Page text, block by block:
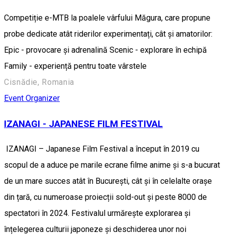
Competiție e-MTB la poalele vârfului Măgura, care propune
probe dedicate atât riderilor experimentați, cât și amatorilor:
Epic - provocare și adrenalină Scenic - explorare în echipă
Family - experiență pentru toate vârstele
Cisnădie, Romania
Event Organizer
IZANAGI - JAPANESE FILM FESTIVAL
IZANAGI – Japanese Film Festival a început în 2019 cu
scopul de a aduce pe marile ecrane filme anime și s-a bucurat
de un mare succes atât în București, cât și în celelalte orașe
din țară, cu numeroase proiecții sold-out și peste 8000 de
spectatori în 2024. Festivalul urmărește explorarea și
înțelegerea culturii japoneze și deschiderea unor noi